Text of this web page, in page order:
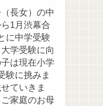
長女）の中
1月渋幕合
に中学受験
学受験に向
は現在小学
験に挑みま
ていきま
家庭のお母